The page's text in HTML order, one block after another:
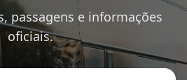
passagens e informações
oficiais.